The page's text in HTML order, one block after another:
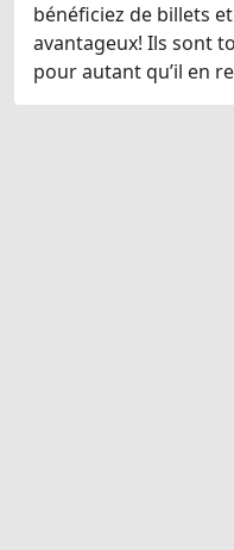
bénéficiez de billets
avantageux! Ils sont
pour autant qu’il en